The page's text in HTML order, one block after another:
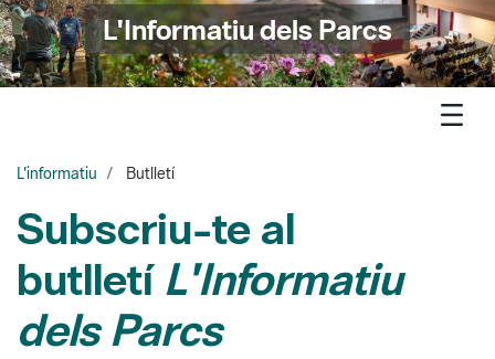
L'Informatiu dels Parcs
L'informatiu Butlletí
Subscriu-te al
butlletíL'Informatiu
dels Parcs